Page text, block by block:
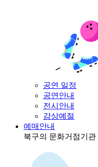
공연 일정
공연안내
전시안내
감상예절
예매안내
북구의 문화거점기관